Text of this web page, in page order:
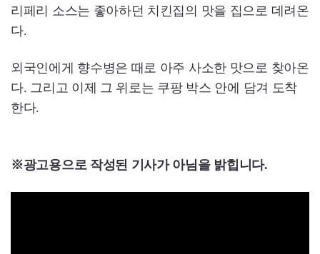
리페리 소스는 좋아하던 치킨집의 맛을 집으로 데려온
다.
외국인에게 향수병은 때로 아주 사소한 맛으로 찾아온
다. 그리고 이제 그 위로는 쿠팡 박스 안에 담겨 도착
한다.
※광고용으로 작성된 기사가 아님을 밝힙니다.